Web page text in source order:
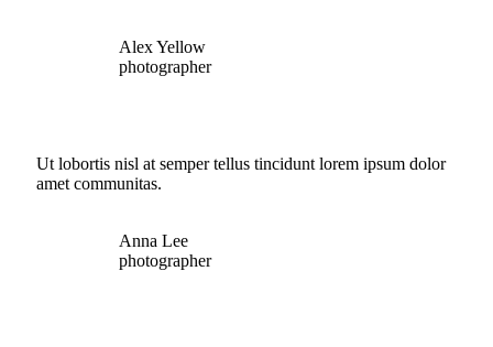
Alex Yellow
photographer
Ut lobortis nisl at semper tellus tincidunt lorem ipsum dolor
amet communitas.
Anna Lee
photographer